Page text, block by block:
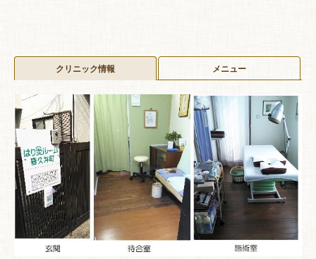
クリニック情報 メニュー